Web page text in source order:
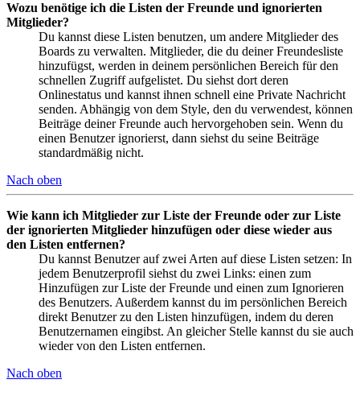
Wozu benötige ich die Listen der Freunde und ignorierten
Mitglieder?
Du kannst diese Listen benutzen, um andere Mitglieder des
Boards zu verwalten. Mitglieder, die du deiner Freundesliste
hinzufügst, werden in deinem persönlichen Bereich für den
schnellen Zugriff aufgelistet. Du siehst dort deren
Onlinestatus und kannst ihnen schnell eine Private Nachricht
senden. Abhängig von dem Style, den du verwendest, können
Beiträge deiner Freunde auch hervorgehoben sein. Wenn du
einen Benutzer ignorierst, dann siehst du seine Beiträge
standardmäßig nicht.
Nach oben
Wie kann ich Mitglieder zur Liste der Freunde oder zur Liste
der ignorierten Mitglieder hinzufügen oder diese wieder aus
den Listen entfernen?
Du kannst Benutzer auf zwei Arten auf diese Listen setzen: In
jedem Benutzerprofil siehst du zwei Links: einen zum
Hinzufügen zur Liste der Freunde und einen zum Ignorieren
des Benutzers. Außerdem kannst du im persönlichen Bereich
direkt Benutzer zu den Listen hinzufügen, indem du deren
Benutzernamen eingibst. An gleicher Stelle kannst du sie auch
wieder von den Listen entfernen.
Nach oben